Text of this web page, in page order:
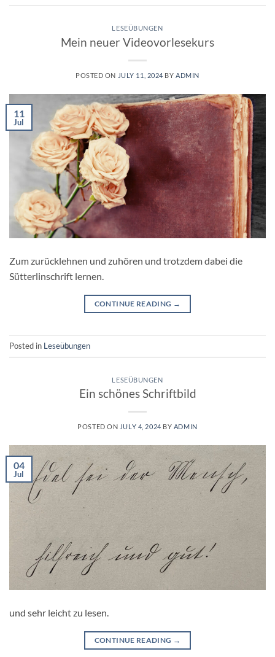
LESEÜBUNGEN
Mein neuer Videovorlesekurs
POSTED ON JULY 11, 2024 BYADMIN
11
Jul
Zum zurücklehnen und zuhören und trotzdem dabei die
Sütterlinschrift lernen.
CONTINUE READING →
Posted in Leseübungen
LESEÜBUNGEN
Ein schönes Schriftbild
POSTED ON JULY 4, 2024 BY ADMIN
04
Jul
und sehr leicht zu lesen.
CONTINUE READING →